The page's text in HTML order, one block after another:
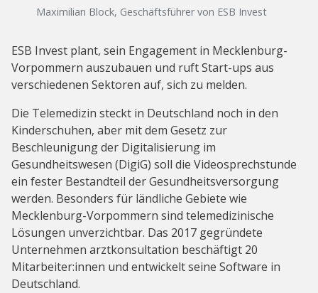
Maximilian Block, Geschäftsführer von ESB Invest
ESB Invest plant, sein Engagement in Mecklenburg-
Vorpommern auszubauen und ruft Start-ups aus
verschiedenen Sektoren auf, sich zu melden.
Die Telemedizin steckt in Deutschland noch in den
Kinderschuhen, aber mit dem Gesetz zur
Beschleunigung der Digitalisierung im
Gesundheitswesen (DigiG) soll die Videosprechstunde
ein fester Bestandteil der Gesundheitsversorgung
werden. Besonders für ländliche Gebiete wie
Mecklenburg-Vorpommern sind telemedizinische
Lösungen unverzichtbar. Das 2017 gegründete
Unternehmen arztkonsultation beschäftigt 20
Mitarbeiter:innen und entwickelt seine Software in
Deutschland.